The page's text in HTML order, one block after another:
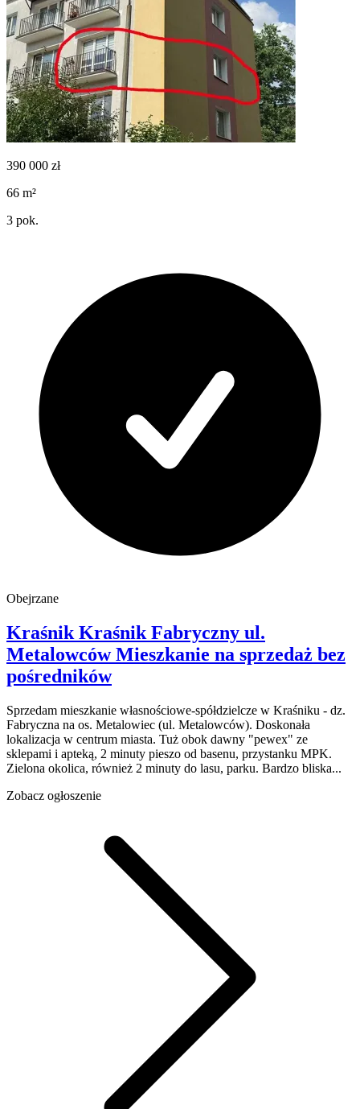
390 000 zł
66 m²
3 pok.
Obejrzane
Kraśnik Kraśnik Fabryczny ul.
Metalowców Mieszkanie na sprzedaż bez
pośredników
Sprzedam mieszkanie własnościowe-spółdzielcze w Kraśniku - dz.
Fabryczna na os. Metalowiec (ul. Metalowców). Doskonała
lokalizacja w centrum miasta. Tuż obok dawny "pewex" ze
sklepami i apteką, 2 minuty pieszo od basenu, przystanku MPK.
Zielona okolica, również 2 minuty do lasu, parku. Bardzo bliska...
Zobacz ogłoszenie